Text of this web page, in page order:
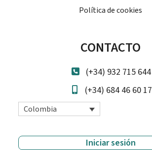
Política de cookies
CONTACTO
(+34) 932 715 644
(+34) 684 46 60 17
Colombia
Iniciar sesión